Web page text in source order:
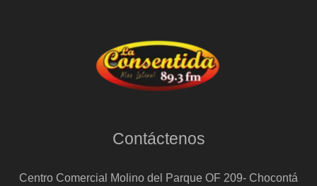
Contáctenos
Centro Comercial Molino del Parque OF 209- Chocontá